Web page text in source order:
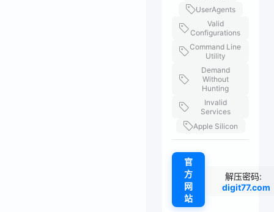
UserAgents
Valid
Configurations
Command Line
Utility
Demand
Without
Hunting
Invalid
Services
Apple Silicon
官
方
网
站
解压密码:
digit77.com